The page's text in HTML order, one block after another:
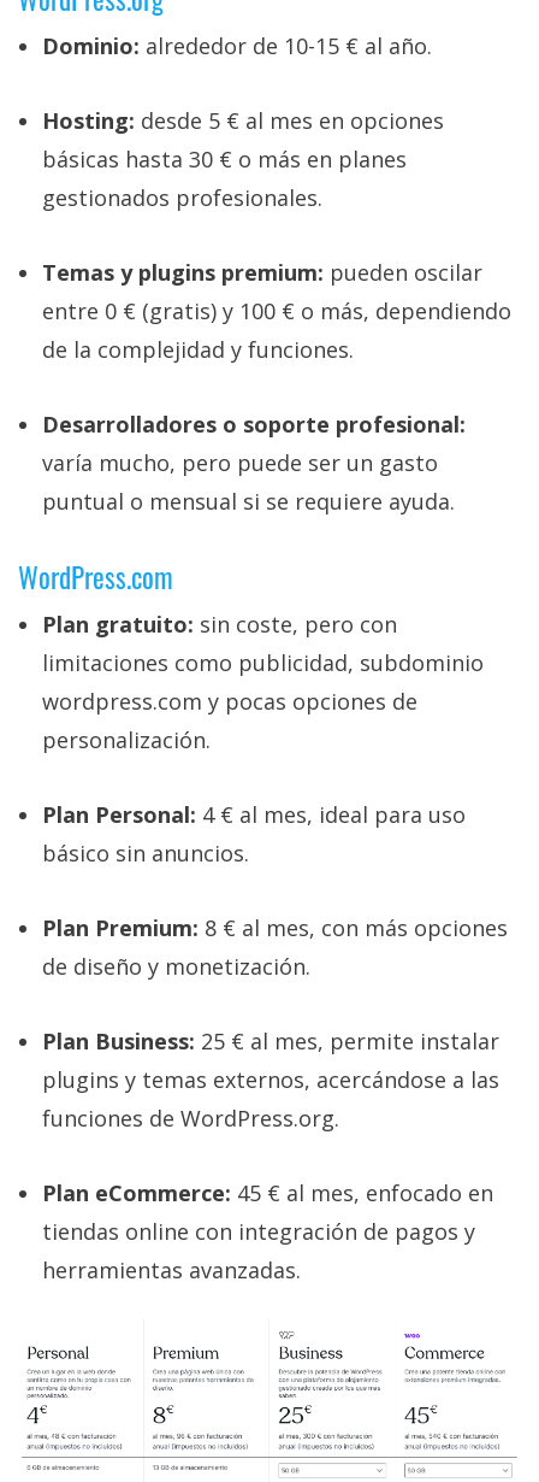
Dominio: alrededor de 10-15 € al año.
Hosting: desde 5 € al mes en opciones
básicas hasta 30 € o más en planes
gestionados profesionales.
Temas y plugins premium: pueden oscilar
entre 0 € (gratis) y 100 € o más, dependiendo
de la complejidad y funciones.
Desarrolladores o soporte profesional:
varía mucho, pero puede ser un gasto
puntual o mensual si se requiere ayuda.
WordPress.com
Plan gratuito: sin coste, pero con
limitaciones como publicidad, subdominio
wordpress.com y pocas opciones de
personalización.
Plan Personal: 4 € al mes, ideal para uso
básico sin anuncios.
Plan Premium: 8 € al mes, con más opciones
de diseño y monetización.
Plan Business: 25 € al mes, permite instalar
plugins y temas externos, acercándose a las
funciones de WordPress.org.
Plan eCommerce: 45 € al mes, enfocado en
tiendas online con integración de pagos y
herramientas avanzadas.